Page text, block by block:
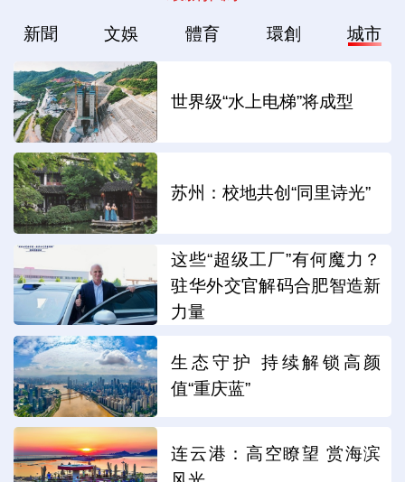
新聞 文娛 體育 環創 城市
世界级“水上电梯”将成型
苏州：校地共创“同里诗光”
这些“超级工厂”有何魔力？
驻华外交官解码合肥智造新
力量
生态守护 持续解锁高颜
值“重庆蓝”
连云港：高空瞭望 赏海滨